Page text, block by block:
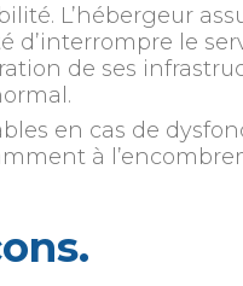
L’hébergeur
d’interrompre le
de ses
en cas de
à